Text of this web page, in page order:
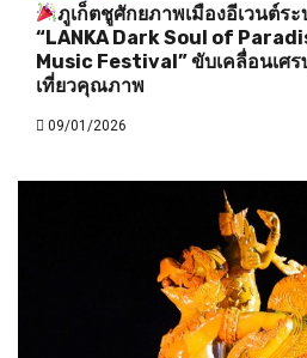
ภูเก็ตชูศักยภาพเมืองอีเวนต์ร
“LANKA Dark Soul of
Music Festival” ขับเคลื่อนเศ
เที่ยวคุณภาพ
09/01/2026